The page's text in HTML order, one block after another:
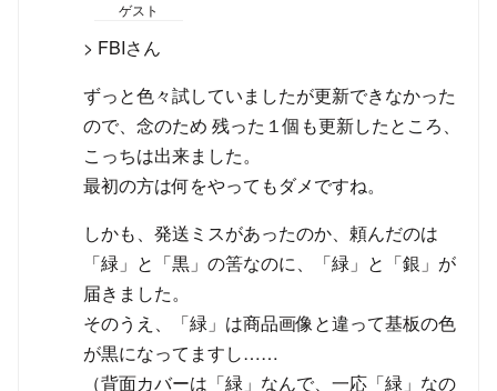
ゲスト
> FBIさん
ずっと色々試していましたが更新できなかった
ので、念のため 残った１個も更新したところ、
こっちは出来ました。
最初の方は何をやってもダメですね。
しかも、発送ミスがあったのか、頼んだのは
「緑」と「黒」の筈なのに、「緑」と「銀」が
届きました。
そのうえ、「緑」は商品画像と違って基板の色
が黒になってますし……
（背面カバーは「緑」なんで、一応「緑」なの